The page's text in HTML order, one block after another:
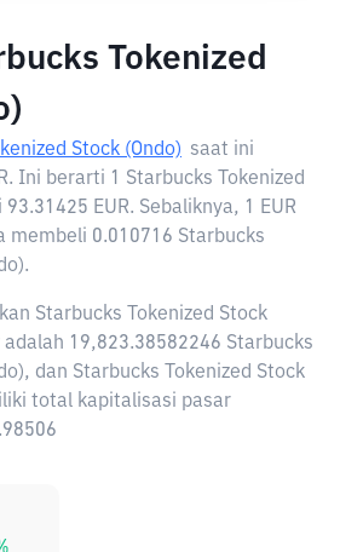
Tokenized
Stock (Ondo) saat ini
. Ini berarti 1 Starbucks Tokenized
EUR. Sebaliknya, 1 EUR
membeli 0.010716 Starbucks
Starbucks Tokenized Stock
adalah 19,823.38582246 Starbucks
dan Starbucks Tokenized Stock
total kapitalisasi pasar